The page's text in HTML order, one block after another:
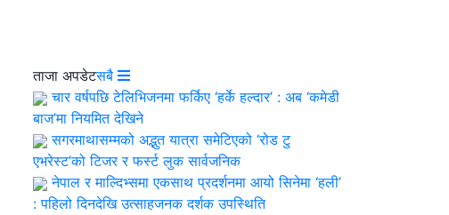
ताजा अपडेटसबै
चार वर्षपछि टेलिभिजनमा फर्किए ‘हर्के हल्दार’ : अब ‘कमेडी
बाज’मा नियमित देखिने
सगरमाथासम्मको अद्भुत यात्रा समेटिएको ‘रोड टु
एभरेस्ट’को टिजर र फर्स्ट लुक सार्वजनिक
नेपाल र माल्दिभ्समा एकसाथ प्रदर्शनमा आयो सिनेमा ‘हली’
: पहिलो दिनदेखि उत्साहजनक दर्शक उपस्थिति